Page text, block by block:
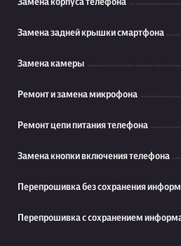
Замена корпуса телефона
Замена задней крышки смартфона
Замена камеры
Ремонт и замена микрофона
Ремонт цепи питания телефона
Замена кнопки включения телефона
Перепрошивка без сохранения
Перепрошивка с сохранением